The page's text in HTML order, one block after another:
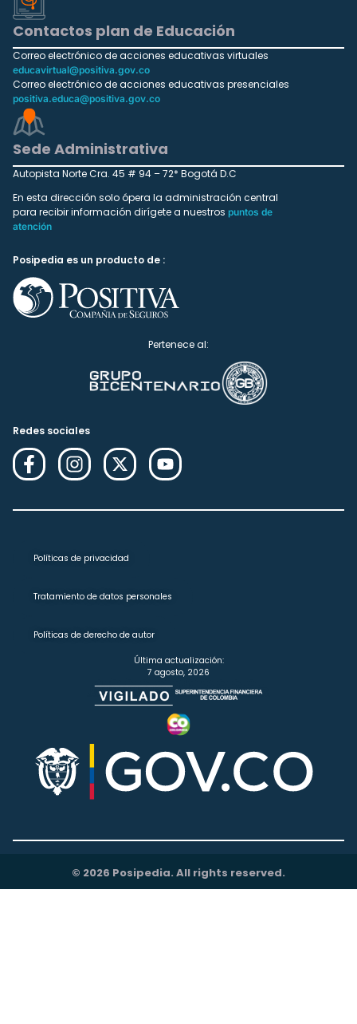
Contactos plan de Educación
Correo electrónico de acciones educativas virtuales
educavirtual@positiva.gov.co
Correo electrónico de acciones educativas presenciales
positiva.educa@positiva.gov.co
Sede Administrativa
Autopista Norte Cra. 45 # 94 – 72* Bogotá D.C
En esta dirección solo ópera la administración central
para recibir información dirígete a nuestros puntos de
atención
Posipedia es un producto de :
Pertenece al:
Redes sociales
Políticas de privacidad
Tratamiento de datos personales
Políticas de derecho de autor
Última actualización:
7 agosto, 2026
© 2026 Posipedia. All rights reserved.